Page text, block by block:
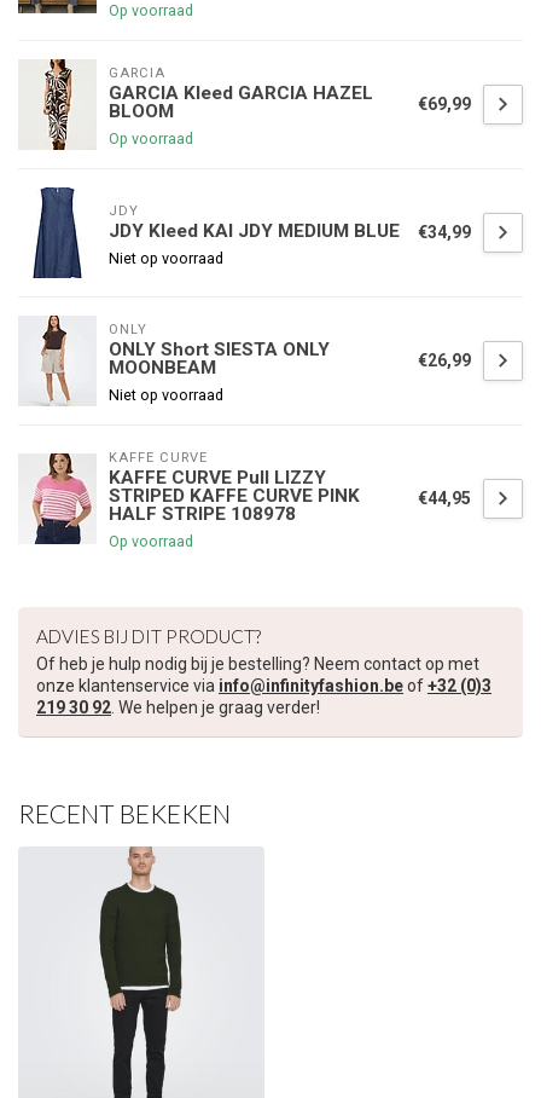
Op voorraad
GARCIA
GARCIA Kleed GARCIA HAZEL
BLOOM
Op voorraad
€69,99
JDY
JDY Kleed KAI JDY MEDIUM BLUE
Niet op voorraad
€34,99
ONLY
ONLY Short SIESTA ONLY
MOONBEAM
Niet op voorraad
€26,99
KAFFE CURVE
KAFFE CURVE Pull LIZZY
STRIPED KAFFE CURVE PINK
HALF STRIPE 108978
Op voorraad
€44,95
ADVIES BIJ DIT PRODUCT?
Of heb je hulp nodig bij je bestelling? Neem contact op met
onze klantenservice via info@infinityfashion.beof+32 (0)3
219 30 92. We helpen je graag verder!
RECENT BEKEKEN